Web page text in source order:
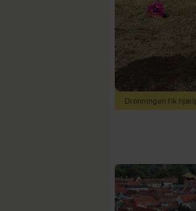
Dronningen fik